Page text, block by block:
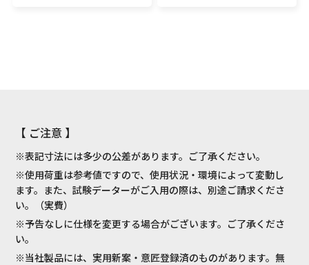
【 ご注意 】
※表記寸法には多少の公差があります。ご了承ください。
※使用荷重は参考値ですので、使用状況・環境によって変動し
ます。また、試験データーがご入用の際は、別途ご請求くださ
い。（実費）
※予告なしに仕様を変更する場合がございます。ご了承くださ
い。
※当社製品には、実用新案・意匠登録済のものがあります。無